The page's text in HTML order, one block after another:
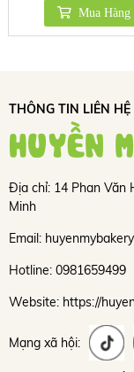
Mua Hàng
THÔNG TIN LIÊN HỆ
HUYỀN
Địa chỉ: 14 Phan Văn
Minh
Email:
Hotline: 0981659499
Website: https://
Mạng xã hội: